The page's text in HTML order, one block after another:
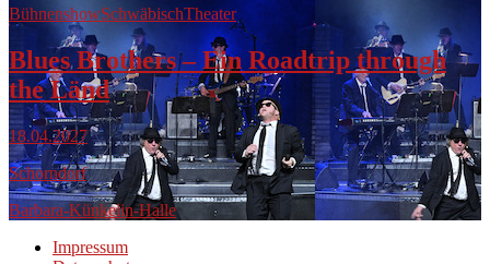
BühnenshowSchwäbischTheater
Blues Brothers – Ein Roadtrip through
the Länd
18.04.2027
Schorndorf
Barbara-Künkelin-Halle
Impressum